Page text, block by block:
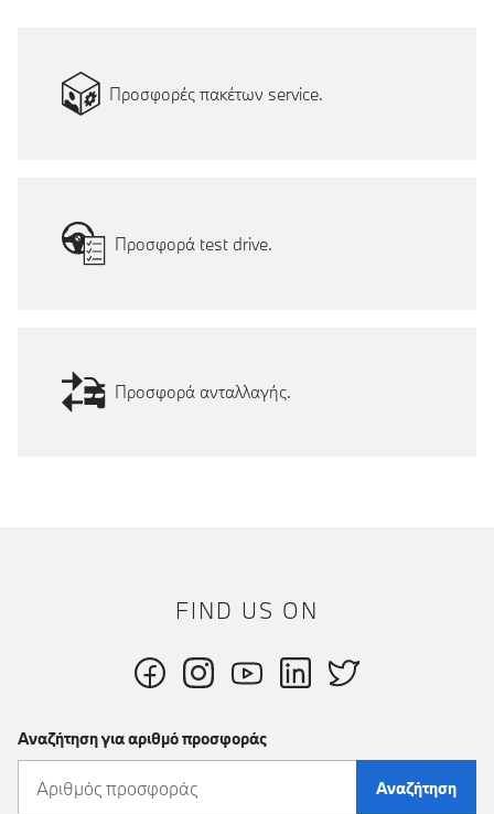
Προσφορές πακέτων service.
Προσφορά test drive.
Προσφορά ανταλλαγής.
FIND US ON
Αναζήτηση για αριθμό προσφοράς
Αναζήτηση